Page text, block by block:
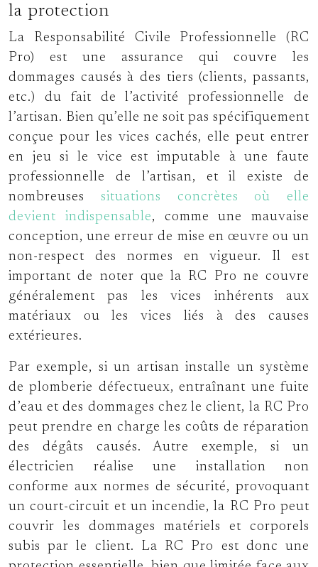
la protection
La Responsabilité Civile Professionnelle (RC
Pro) est une assurance qui couvre les
dommages causés à des tiers (clients, passants,
etc.) du fait de l’activité professionnelle de
l’artisan. Bien qu’elle ne soit pas spécifiquement
conçue pour les vices cachés, elle peut entrer
en jeu si le vice est imputable à une faute
professionnelle de l’artisan, et il existe de
nombreuses situations concrètes où elle
devient indispensable, comme une mauvaise
conception, une erreur de mise en œuvre ou un
non-respect des normes en vigueur. Il est
important de noter que la RC Pro ne couvre
généralement pas les vices inhérents aux
matériaux ou les vices liés à des causes
extérieures.
Par exemple, si un artisan installe un système
de plomberie défectueux, entraînant une fuite
d’eau et des dommages chez le client, la RC Pro
peut prendre en charge les coûts de réparation
des dégâts causés. Autre exemple, si un
électricien réalise une installation non
conforme aux normes de sécurité, provoquant
un court-circuit et un incendie, la RC Pro peut
couvrir les dommages matériels et corporels
subis par le client. La RC Pro est donc une